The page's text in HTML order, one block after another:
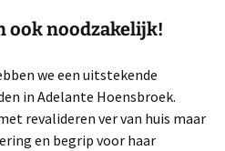
ook noodzakelijk!
we een uitstekende
in Adelante Hoensbroek.
revalideren ver van huis maar
en begrip voor haar